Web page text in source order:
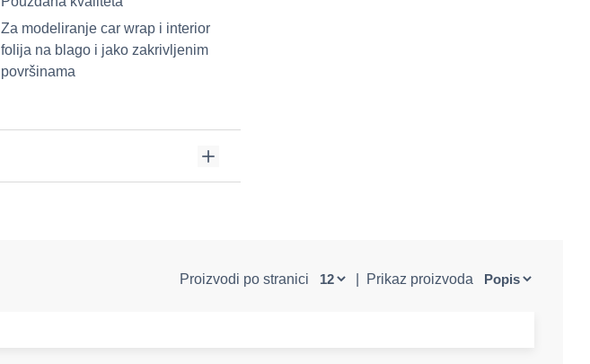
Za modeliranje car wrap i interior
folija na blago i jako zakrivljenim
površinama
Proizvodi po stranici Prikaz proizvoda